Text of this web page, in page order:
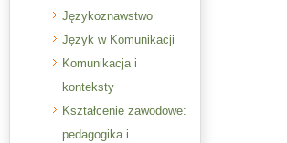
Językoznawstwo
Język w Komunikacji
Komunikacja i
konteksty
Kształcenie zawodowe:
pedagogika i